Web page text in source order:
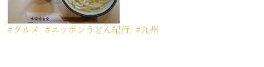
グルメ ニッポンうどん紀行 九州